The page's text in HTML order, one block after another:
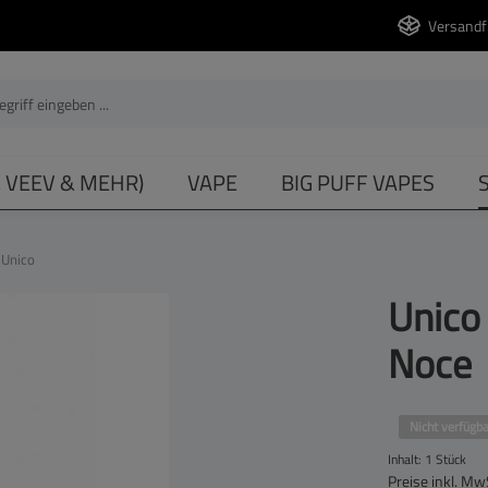
VEEV & MEHR) VAPE BIG PUFF VAPES
Unico
Noce
Nicht
Inhalt: 1 Stück
Preise inkl.